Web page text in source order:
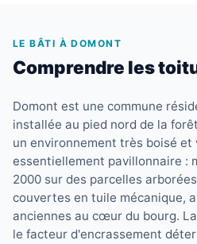
LE BÂTI À DOMONT
Comprendre les
Domont est une commune
installée au pied nord de la
un environnement très boisé et
essentiellement pavillonnaire :
2000 sur des parcelles
couvertes en tuile mécanique,
anciennes au cœur du bourg.
le facteur d'encrassement